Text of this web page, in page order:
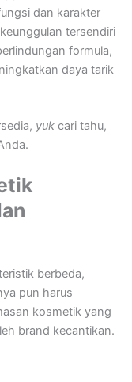
dan karakter
tersendiri
formula,
daya tarik
yuk cari tahu,
berbeda,
pun harus
kosmetik yang
brand kecantikan.